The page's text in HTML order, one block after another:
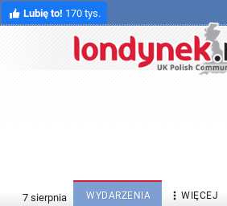
Lubię to! 170 tys.
WYDARZENIA  WIĘCEJ